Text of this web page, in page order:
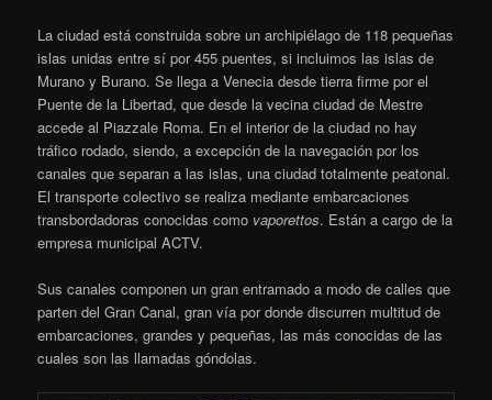
La ciudad está construida sobre un archipiélago de 118 pequeñas
islas unidas entre sí por 455 puentes, si incluimos las islas de
Murano y Burano. Se llega a Venecia desde tierra firme por el
Puente de la Libertad, que desde la vecina ciudad de Mestre
accede al Piazzale Roma. En el interior de la ciudad no hay
tráfico rodado, siendo, a excepción de la navegación por los
canales que separan a las islas, una ciudad totalmente peatonal.
El transporte colectivo se realiza mediante embarcaciones
transbordadoras conocidas como vaporettos. Están a cargo de la
empresa municipal ACTV.
Sus canales componen un gran entramado a modo de calles que
parten del Gran Canal, gran vía por donde discurren multitud de
embarcaciones, grandes y pequeñas, las más conocidas de las
cuales son las llamadas góndolas.